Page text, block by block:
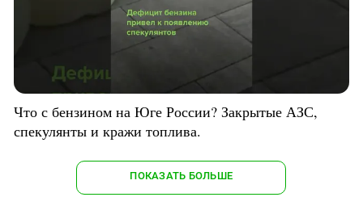
Что с бензином на Юге России? Закрытые АЗС,
спекулянты и кражи топлива.
ПОКАЗАТЬ БОЛЬШЕ